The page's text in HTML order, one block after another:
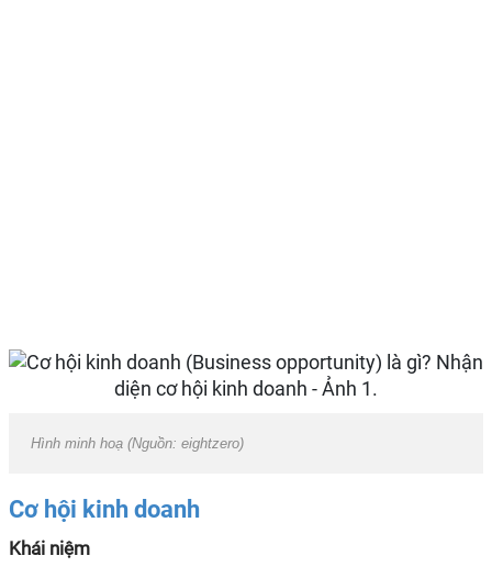
Hình minh hoạ (Nguồn: eightzero)
Cơ hội kinh doanh
Khái niệm